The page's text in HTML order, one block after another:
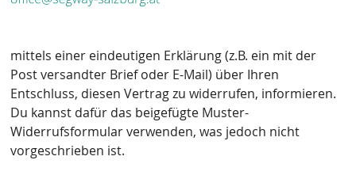
mittels einer eindeutigen Erklärung (z.B. ein mit der
Post versandter Brief oder E-Mail) über Ihren
Entschluss, diesen Vertrag zu widerrufen, informieren.
Du kannst dafür das beigefügte Muster-
Widerrufsformular verwenden, was jedoch nicht
vorgeschrieben ist.